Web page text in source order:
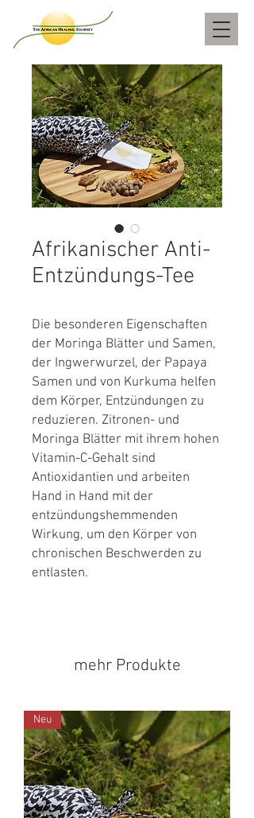
Afrikanischer Anti-
Entzündungs-Tee
Die besonderen Eigenschaften
der Moringa Blätter und Samen,
der Ingwerwurzel, der Papaya
Samen und von Kurkuma helfen
dem Körper, Entzündungen zu
reduzieren. Zitronen- und
Moringa Blätter mit ihrem hohen
Vitamin-C-Gehalt sind
Antioxidantien und arbeiten
Hand in Hand mit der
entzündungshemmenden
Wirkung, um den Körper von
chronischen Beschwerden zu
entlasten.
mehr Produkte
Neu